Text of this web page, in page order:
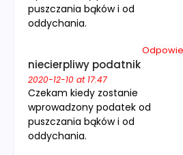
puszczania bąków i od
oddychania.
niecierpliwy podatnik
2020-12-10 at 17:47
Czekam kiedy zostanie
wprowadzony podatek od
puszczania bąków i od
oddychania.